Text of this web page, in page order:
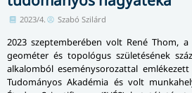
2023/4. Szabó Szilárd
2023 szeptemberében volt René Thom,
geométer és topológus születésének
alkalomból eseménysorozattal
Tudományos Akadémia és volt